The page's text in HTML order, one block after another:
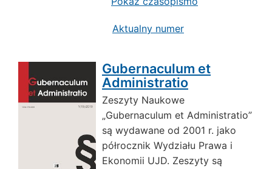
Aktualny numer
Gubernaculum et
Administratio
Zeszyty Naukowe
„Gubernaculum et Administratio”
są wydawane od 2001 r. jako
półrocznik Wydziału Prawa i
Ekonomii UJD. Zeszyty są